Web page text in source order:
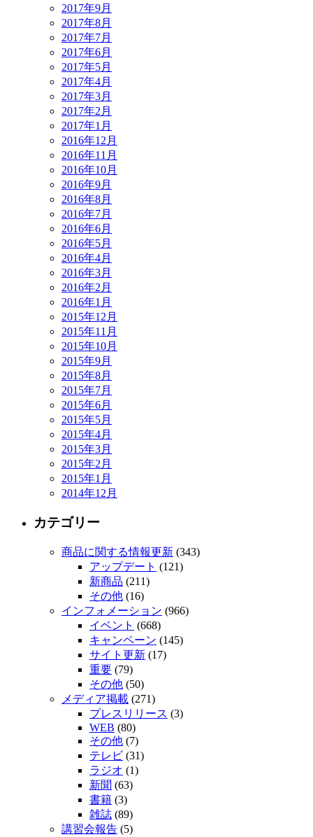
2017年9月
2017年8月
2017年7月
2017年6月
2017年5月
2017年4月
2017年3月
2017年2月
2017年1月
2016年12月
2016年11月
2016年10月
2016年9月
2016年8月
2016年7月
2016年6月
2016年5月
2016年4月
2016年3月
2016年2月
2016年1月
2015年12月
2015年11月
2015年10月
2015年9月
2015年8月
2015年7月
2015年6月
2015年5月
2015年4月
2015年3月
2015年2月
2015年1月
2014年12月
カテゴリー
商品に関する情報更新 (343)
アップデート (121)
新商品 (211)
その他 (16)
インフォメーション (966)
イベント (668)
キャンペーン (145)
サイト更新 (17)
重要 (79)
その他 (50)
メディア掲載 (271)
プレスリリース (3)
WEB (80)
その他 (7)
テレビ (31)
ラジオ (1)
新聞 (63)
書籍 (3)
雑誌 (89)
講習会報告 (5)